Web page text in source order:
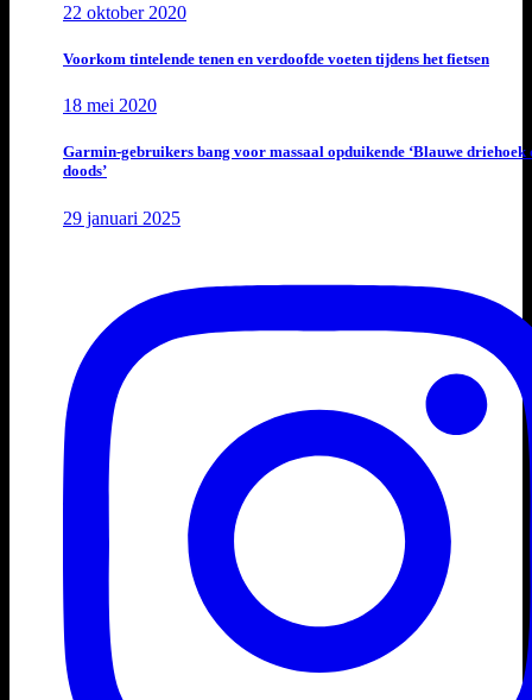
22 oktober 2020
Voorkom tintelende tenen en verdoofde voeten tijdens het fietsen
18 mei 2020
Garmin-gebruikers bang voor massaal opduikende ‘Blauwe driehoek
doods’
29 januari 2025